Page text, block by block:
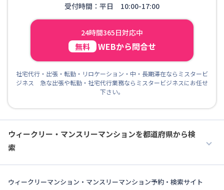
受付時間：平日 10:00-17:00
24時間365日対応中
無料 WEBから問合せ
社宅代行・出張・転勤・リロケーション・中・長期滞在ならミスタービ
ジネス 急な出張や転勤・社宅代行業務ならミスタービジネスにお任せ
下さい。
ウィークリー・マンスリーマンションを都道府県から検
索
ウィークリーマンション・マンスリーマンション予約・検索サイト